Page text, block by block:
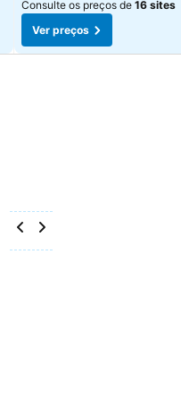
Consulte os preços de 16 sites
Ver preços